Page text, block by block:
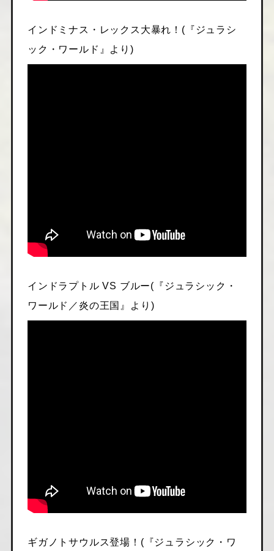
インドミナス・レックス大暴れ！(『ジュラシ
ック・ワールド』より)
インドラプトル VS ブルー(『ジュラシック・
ワールド／炎の王国』より)
ギガノトサウルス登場！(『ジュラシック・ワ